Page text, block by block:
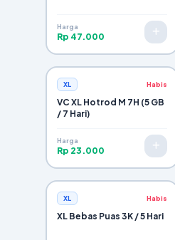
Harga
Rp 47.000
XL Habis
VC XL Hotrod M 7H (5 GB
/ 7 Hari)
Harga
Rp 23.000
XL Habis
XL Bebas Puas 3K / 5 Hari